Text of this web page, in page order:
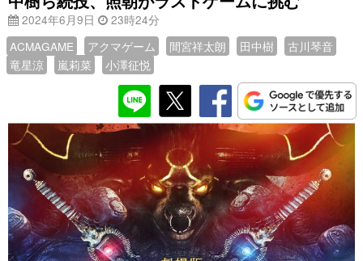
2024年6月9日
23時24分
ACMAGAME
アクマゲーム 間宮祥太朗 田中樹
古川琴音
竜星涼
嵐莉菜 小澤征悦